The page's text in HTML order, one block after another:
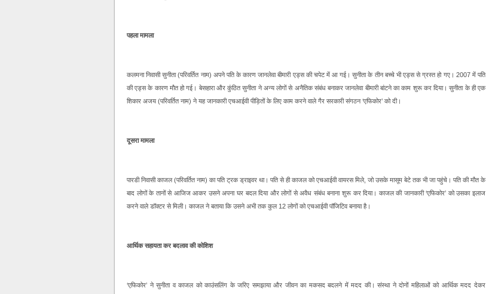
पहला मामला
कलमना निवासी सुनीता (परिवर्तित नाम) अपने पति के कारण जानलेवा बीमारी एड्स की चपेट में आ गई। सुनीता के तीन बच्चे भी एड्स से ग्रस्त हो गए। 2007 में पति
की एड्स के कारण मौत हो गई। बेसहारा और कुंठित सुनीता ने अन्य लोगों से अनैतिक संबंध बनाकर जानलेवा बीमारी बांटने का काम शुरू कर दिया। सुनीता के ही एक
शिकार अजय (परिवर्तित नाम) ने यह जानकारी एचआईवी पीड़ितों के लिए काम करने वाले गैर सरकारी संगठन ‘एफिकोर’ को दी।
दूसरा मामला
पारडी निवासी काजल (परिवर्तित नाम) का पति ट्रक ड्राइवर था। पति से ही काजल को एचआईवी वायरस मिले, जो उसके मासूम बेटे तक भी जा पहुंचे। पति की मौत के
बाद लोगों के तानों से आजिज आकर उसने अपना घर बदल दिया और लोगों से अवैध संबंध बनाना शुरू कर दिया। काजल की जानकारी ‘एफिकोर’ को उसका इलाज
करने वाले डॉक्टर से मिली। काजल ने बताया कि उसने अभी तक कुल 12 लोगों को एचआईवी पॉजिटिव बनाया है।
आर्थिक सहायता कर बदलाव की कोशिश
‘एफिकोर’ ने सुनीता व काजल को काउंसलिंग के जरिए समझाया और जीवन का मकसद बदलने में मदद की। संस्था ने दोनों महिलाओं को आर्थिक मदद देकर